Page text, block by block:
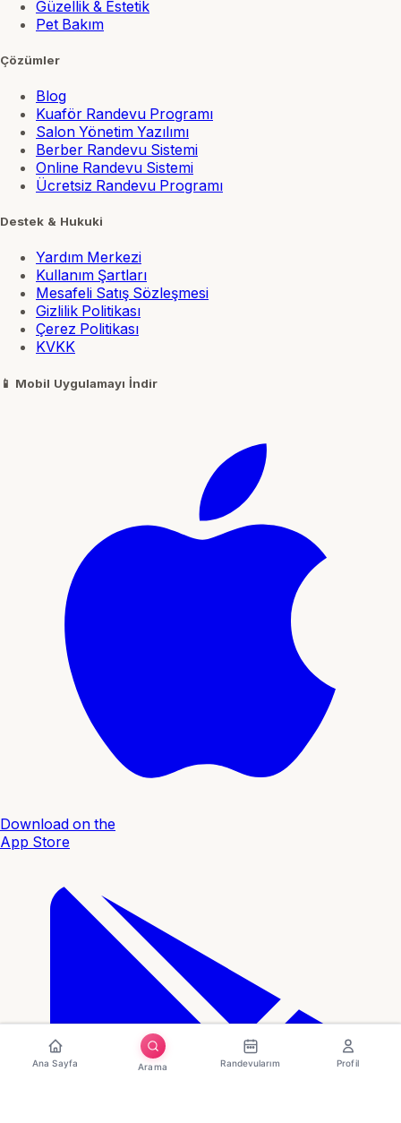
Güzellik & Estetik
Pet Bakım
Çözümler
Blog
Kuaför Randevu Programı
Salon Yönetim Yazılımı
Berber Randevu Sistemi
Online Randevu Sistemi
Ücretsiz Randevu Programı
Destek & Hukuki
Yardım Merkezi
Kullanım Şartları
Mesafeli Satış Sözleşmesi
Gizlilik Politikası
Çerez Politikası
KVKK
📱 Mobil Uygulamayı İndir
Download on the
App Store
Ana Sayfa Arama Randevularım Profil